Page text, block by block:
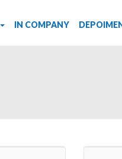
IN COMPANY